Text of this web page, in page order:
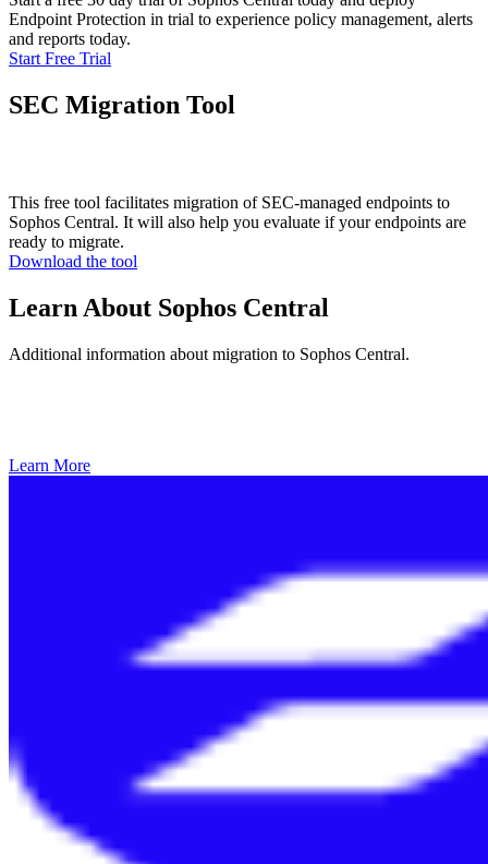
Endpoint Protection in trial to experience policy management, alerts
and reports today.
Start Free Trial
SEC Migration Tool
This free tool facilitates migration of SEC-managed endpoints to
Sophos Central. It will also help you evaluate if your endpoints are
ready to migrate.
Download the tool
Learn About Sophos Central
Additional information about migration to Sophos Central.
Learn More